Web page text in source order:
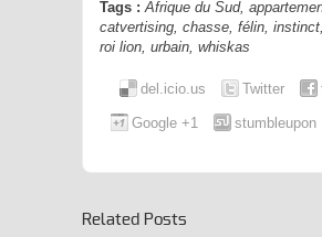
Tags :Afrique du Sud,
catvertising, chasse, félin, instinct,
roi lion, urbain, whiskas
Twitter
del.icio.us
stumbleupon
Google +1
Related Posts